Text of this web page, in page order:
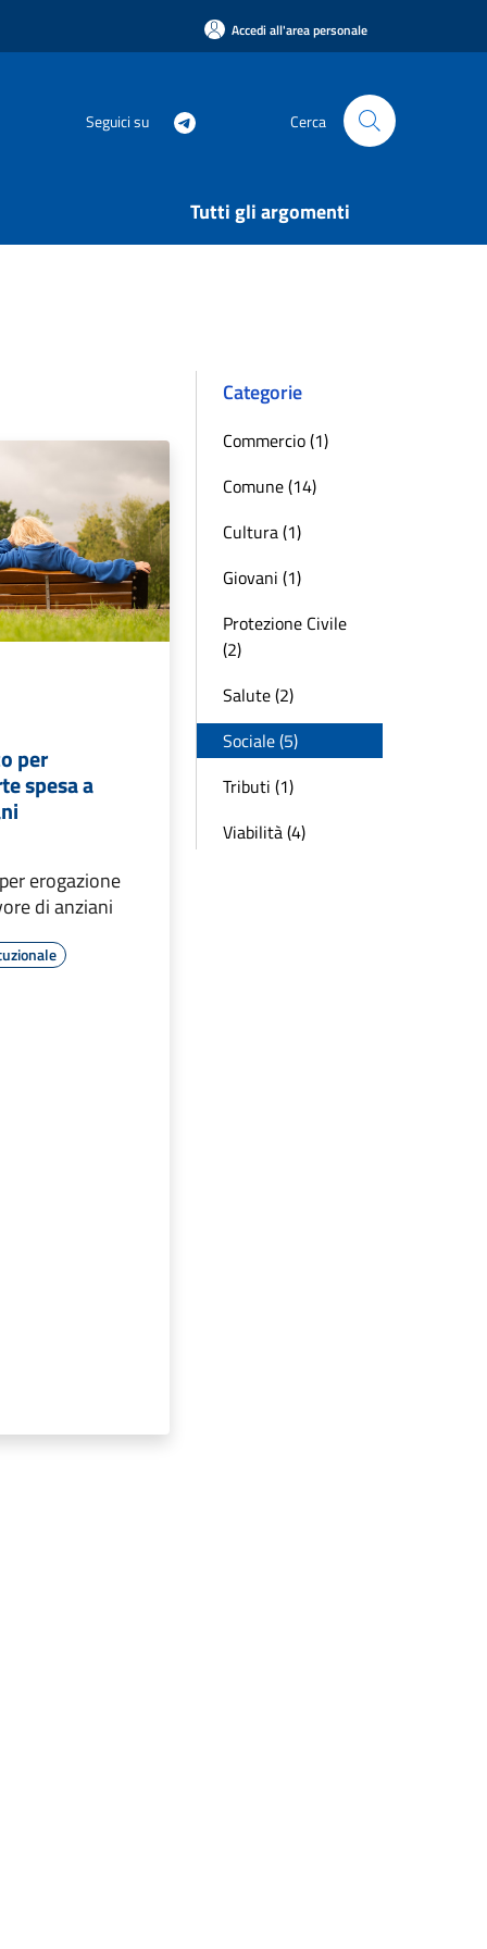
Accedi all'area personale
Seguici su Cerca
Tutti gli argomenti
per
spesa a
erogazione
di anziani
Categorie
Commercio (1)
Comune (14)
Cultura (1)
Giovani (1)
Protezione Civile
(2)
Salute (2)
Sociale (5)
Tributi (1)
Viabilità (4)